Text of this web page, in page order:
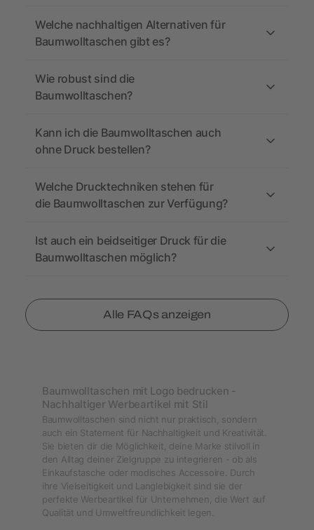
Welche nachhaltigen Alternativen für
Baumwolltaschen gibt es?
Wie robust sind die
Baumwolltaschen?
Kann ich die Baumwolltaschen auch
ohne Druck bestellen?
Welche Drucktechniken stehen für
die Baumwolltaschen zur Verfügung?
Ist auch ein beidseitiger Druck für die
Baumwolltaschen möglich?
Alle FAQs anzeigen
Baumwolltaschen mit Logo bedrucken -
Nachhaltiger Werbeartikel mit Stil
Baumwolltaschen sind nicht nur praktisch, sondern
auch ein Statement für Nachhaltigkeit und Kreativität.
Sie bieten dir die Möglichkeit, deine Marke stilvoll in
den Alltag deiner Zielgruppe zu integrieren - ob als
Einkaufstasche oder modisches Accessoire. Durch
ihre Vielseitigkeit und Langlebigkeit sind sie der
perfekte Werbeartikel für Unternehmen, die Wert auf
Qualität und Umweltfreundlichkeit legen.